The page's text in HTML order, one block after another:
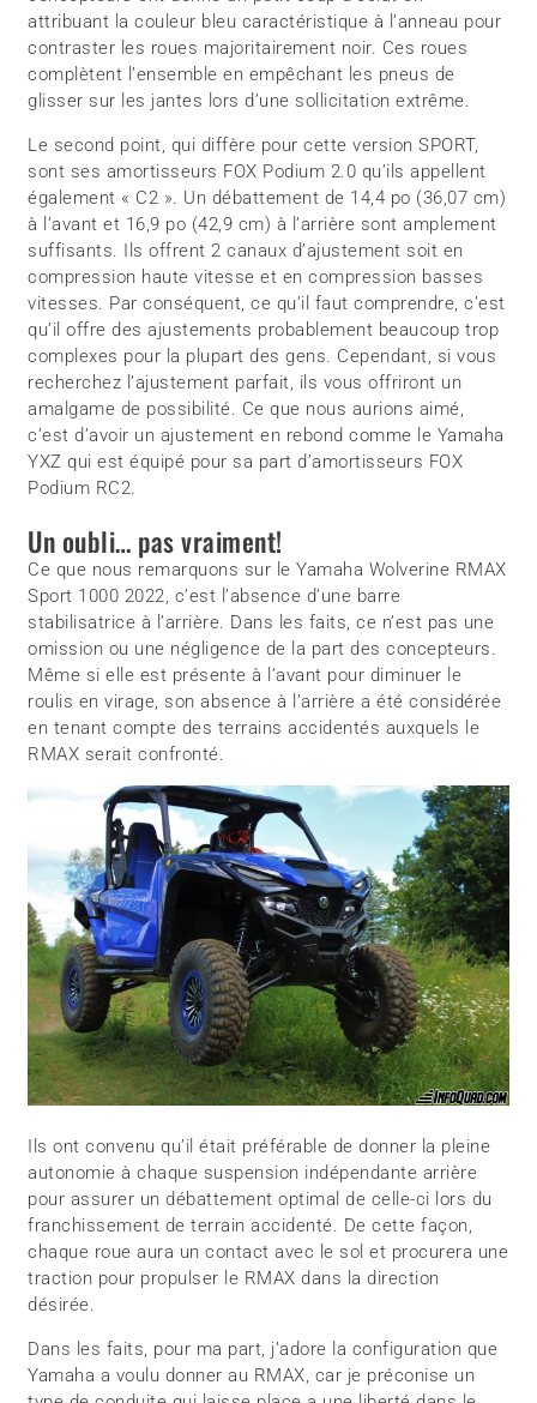
attribuant la couleur bleu caractéristique à l’anneau pour
contraster les roues majoritairement noir. Ces roues
complètent l’ensemble en empêchant les pneus de
glisser sur les jantes lors d’une sollicitation extrême.
Le second point, qui diffère pour cette version SPORT,
sont ses amortisseurs FOX Podium 2.0 qu’ils appellent
également « C2 ». Un débattement de 14,4 po (36,07 cm)
à l’avant et 16,9 po (42,9 cm) à l’arrière sont amplement
suffisants. Ils offrent 2 canaux d’ajustement soit en
compression haute vitesse et en compression basses
vitesses. Par conséquent, ce qu’il faut comprendre, c’est
qu’il offre des ajustements probablement beaucoup trop
complexes pour la plupart des gens. Cependant, si vous
recherchez l’ajustement parfait, ils vous offriront un
amalgame de possibilité. Ce que nous aurions aimé,
c’est d’avoir un ajustement en rebond comme le Yamaha
YXZ qui est équipé pour sa part d’amortisseurs FOX
Podium RC2.
Un oubli… pas vraiment!
Ce que nous remarquons sur le Yamaha Wolverine RMAX
Sport 1000 2022, c’est l’absence d’une barre
stabilisatrice à l’arrière. Dans les faits, ce n’est pas une
omission ou une négligence de la part des concepteurs.
Même si elle est présente à l’avant pour diminuer le
roulis en virage, son absence à l’arrière a été considérée
en tenant compte des terrains accidentés auxquels le
RMAX serait confronté.
Ils ont convenu qu’il était préférable de donner la pleine
autonomie à chaque suspension indépendante arrière
pour assurer un débattement optimal de celle-ci lors du
franchissement de terrain accidenté. De cette façon,
chaque roue aura un contact avec le sol et procurera une
traction pour propulser le RMAX dans la direction
désirée.
Dans les faits, pour ma part, j’adore la configuration que
Yamaha a voulu donner au RMAX, car je préconise un